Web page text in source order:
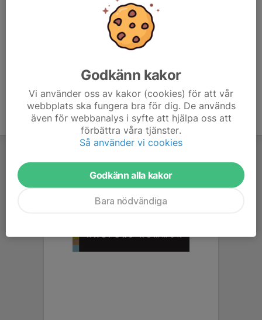
Godkänn kakor
Vi använder oss av kakor (cookies) för att vår
webbplats ska fungera bra för dig. De används
även för webbanalys i syfte att hjälpa oss att
förbättra våra tjänster.
Så använder vi cookies
Godkänn alla kakor
Bara nödvändiga